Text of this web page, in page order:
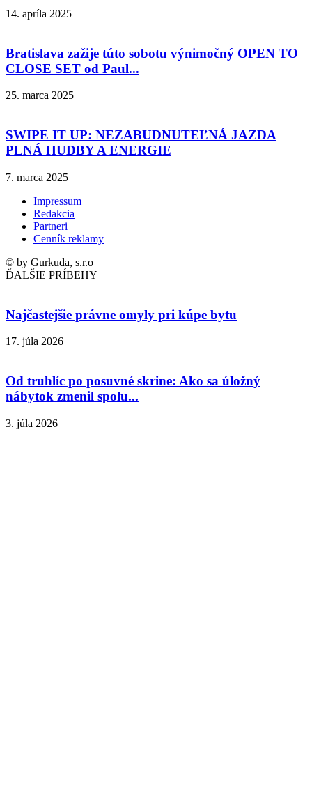
14. apríla 2025
Bratislava zažije túto sobotu výnimočný OPEN TO
CLOSE SET od Paul...
25. marca 2025
SWIPE IT UP: NEZABUDNUTEĽNÁ JAZDA
PLNÁ HUDBY A ENERGIE
7. marca 2025
Impressum
Redakcia
Partneri
Cenník reklamy
© by Gurkuda, s.r.o
ĎALŠIE PRÍBEHY
Najčastejšie právne omyly pri kúpe bytu
17. júla 2026
Od truhlíc po posuvné skrine: Ako sa úložný
nábytok zmenil spolu...
3. júla 2026